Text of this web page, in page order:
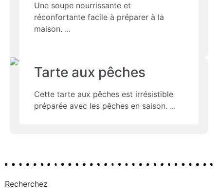
Une soupe nourrissante et
réconfortante facile à préparer à la
maison.
Tarte aux pêches
Cette tarte aux pêches est irrésistible
préparée avec les pêches en saison.
Recherchez